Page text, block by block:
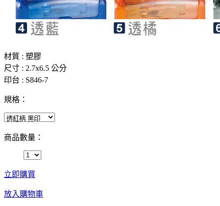
材質 : 塑膠
尺寸 : 2.7x6.5 公分
印台 : S846-7
規格：
商品數量：
立即購買
放入購物車